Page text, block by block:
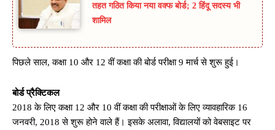
तहत गठित किया नया वक्फ बोर्ड; 2 हिंदू सदस्य भी
शामिल
पिछले साल, कक्षा 10 और 12 वीं कक्षा की बोर्ड परीक्षा 9 मार्च से शुरू हुई।
बोर्ड प्रैक्टिकल
2018 के लिए कक्षा 12 और 10 वीं कक्षा की परीक्षाओं के लिए व्यावहारिक 16
जनवरी, 2018 से शुरू होने वाले हैं। इसके अलावा, विद्यालयों को वेबसाइट पर